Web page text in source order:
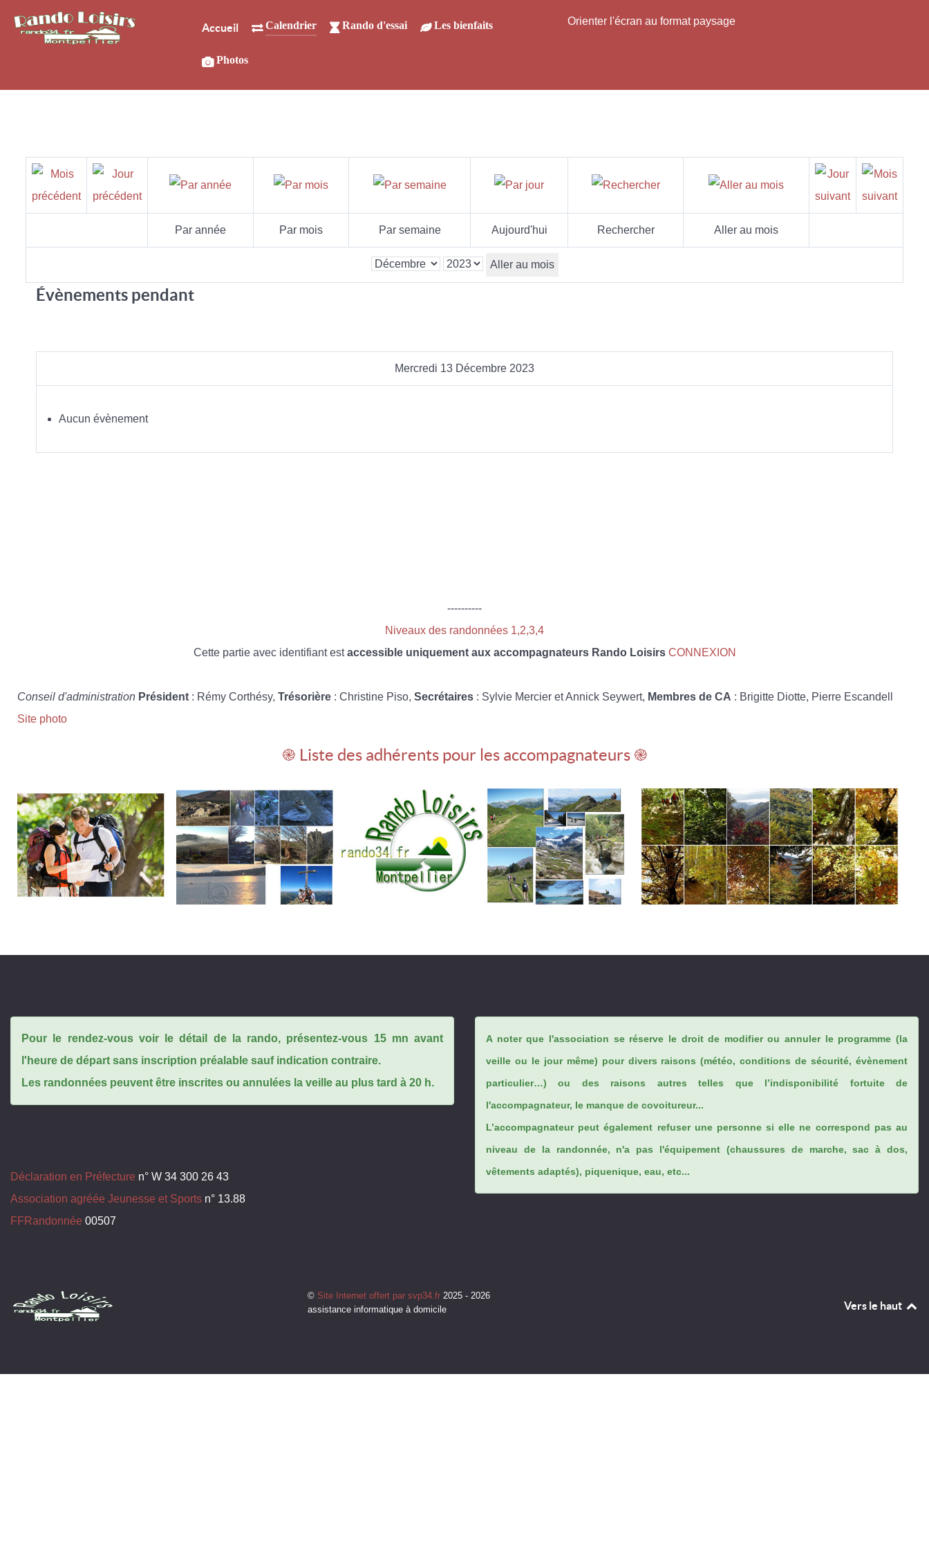
Accueil Calendrier Rando d'essai Les bienfaits
Photos
Orienter l'écran au format paysage
Par année Par mois Par semaine Aujourd'hui Rechercher Aller au mois
Aller au mois
Évènements pendant
Mercredi 13 Décembre 2023
Aucun évènement
----------
Niveaux des randonnées 1,2,3,4
Cette partie avec identifiant estaccessible uniquement aux accompagnateurs Rando Loisirs CONNEXION
Conseil d'administration Président : Rémy Corthésy, Trésorière : Christine Piso, Secrétaires : Sylvie Mercier et Annick Seywert, Membres de CA : Brigitte Diotte, Pierre Escandell
Site photo
֎ Liste des adhérents pour les accompagnateurs ֎
Pour le rendez-vous voir le détail de la rando, présentez-vous 15 mn avant
l'heure de départ sans inscription préalable sauf indication contraire.
Les randonnées peuvent être inscrites ou annulées la veille au plus tard à 20 h.
Déclaration en Préfecture n° W 34 300 26 43
Association agréée Jeunesse et Sports n° 13.88
FFRandonnée 00507
A noter que l'association se réserve le droit de modifier ou annuler le programme (la
veille ou le jour même) pour divers raisons (météo, conditions de sécurité, évènement
particulier…) ou des raisons autres telles que l’indisponibilité fortuite de
l'accompagnateur, le manque de covoitureur...
L’accompagnateur peut également refuser une personne si elle ne correspond pas au
niveau de la randonnée, n'a pas l'équipement (chaussures de marche, sac à dos,
vêtements adaptés), piquenique, eau, etc...
© Site Internet offert par svp34.fr2025 - 2026
assistance informatique à domicile
Vers le haut